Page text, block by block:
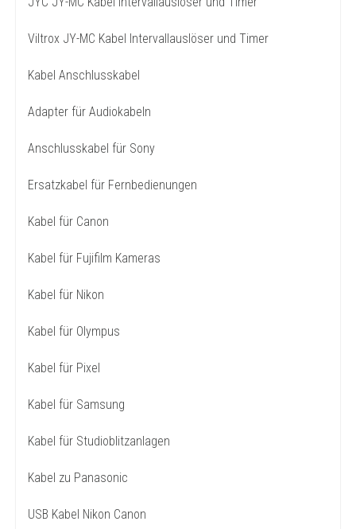
Viltrox JY-MC Kabel Intervallauslöser und Timer
Kabel Anschlusskabel
Adapter für Audiokabeln
Anschlusskabel für Sony
Ersatzkabel für Fernbedienungen
Kabel für Canon
Kabel für Fujifilm Kameras
Kabel für Nikon
Kabel für Olympus
Kabel für Pixel
Kabel für Samsung
Kabel für Studioblitzanlagen
Kabel zu Panasonic
USB Kabel Nikon Canon